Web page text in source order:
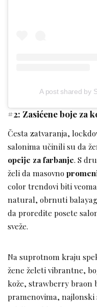
A post shared by
#2: Zasićene boje za
Česta zatvaranja,
salonima učinili su da
opcije za farbanje. S
želi da masovno
color trendovi biti
natural, obrnuti
da proredite posete
sveže.
Na suprotnom kraju
žene želeti vibrantne,
kože, strawberry braon
pramenovima,